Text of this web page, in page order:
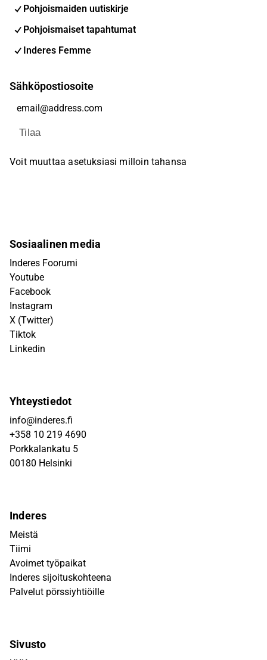
Pohjoismaiden uutiskirje
Pohjoismaiset tapahtumat
Inderes Femme
Sähköpostiosoite
Tilaa
Voit muuttaa asetuksiasi milloin tahansa
Sosiaalinen media
Inderes Foorumi
Youtube
Facebook
Instagram
X (Twitter)
Tiktok
Linkedin
Yhteystiedot
info@inderes.fi
+358 10 219 4690
Porkkalankatu 5
00180 Helsinki
Inderes
Meistä
Tiimi
Avoimet työpaikat
Inderes sijoituskohteena
Palvelut pörssiyhtiöille
Sivusto